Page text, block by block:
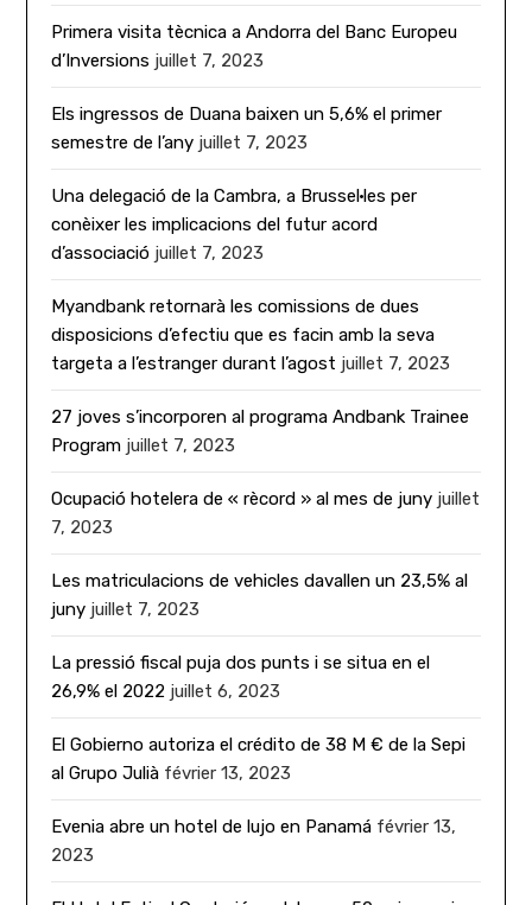
Primera visita tècnica a Andorra del Banc Europeu
d’Inversions juillet 7, 2023
Els ingressos de Duana baixen un 5,6% el primer
semestre de l’any juillet 7, 2023
Una delegació de la Cambra, a Brussel·les per
conèixer les implicacions del futur acord
d’associació juillet 7, 2023
Myandbank retornarà les comissions de dues
disposicions d’efectiu que es facin amb la seva
targeta a l’estranger durant l’agost juillet 7, 2023
27 joves s’incorporen al programa Andbank Trainee
Program juillet 7, 2023
Ocupació hotelera de « rècord » al mes de juny juillet
7, 2023
Les matriculacions de vehicles davallen un 23,5% al
juny juillet 7, 2023
La pressió fiscal puja dos punts i se situa en el
26,9% el 2022 juillet 6, 2023
El Gobierno autoriza el crédito de 38 M € de la Sepi
al Grupo Julià février 13, 2023
Evenia abre un hotel de lujo en Panamá février 13,
2023